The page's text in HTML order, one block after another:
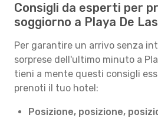
Consigli da esperti per
soggiorno a Playa De
Per garantire un arrivo senza
sorprese dell'ultimo minuto a
tieni a mente questi consigli
prenoti il tuo hotel:
Posizione, posizione,